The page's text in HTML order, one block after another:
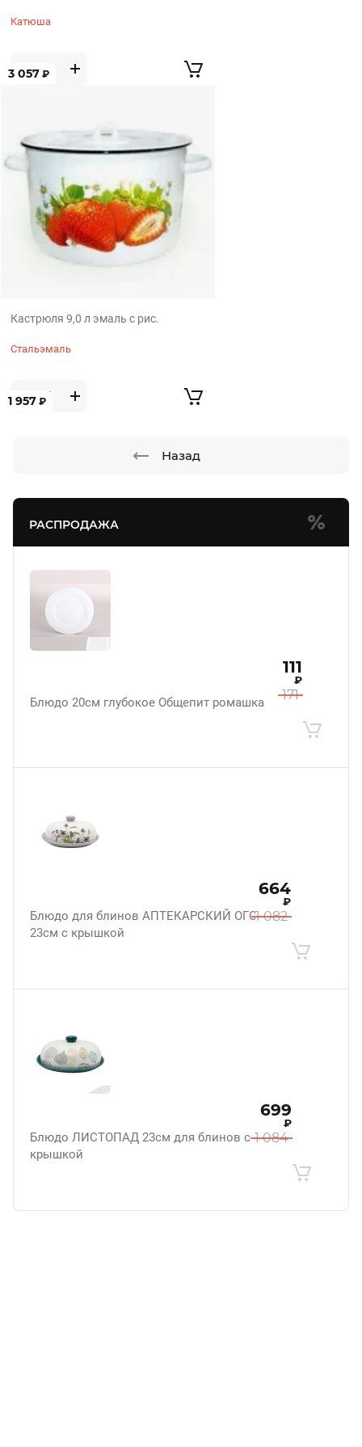
РАСПРОДАЖА
Блюдо 20см глубокое Общепит ромашка 171
111
₽
Блюдо для блинов АПТЕКАРСКИЙ ОГОРОД
23см с крышкой
1 082
664
₽
Блюдо ЛИСТОПАД 23см для блинов с
крышкой
1 084
699
₽
Катюша
3 057 ₽
Кастрюля 9,0 л эмаль с рис.
Стальэмаль
1 957 ₽
Назад